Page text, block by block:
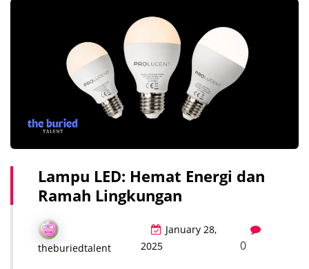
Lampu LED: Hemat Energi dan
Ramah Lingkungan
theburiedtalent
January 28,
2025
0